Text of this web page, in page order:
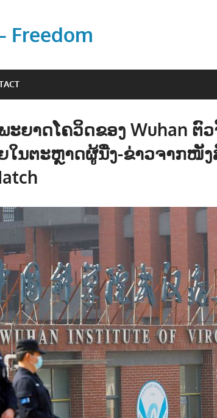
Freedom
ຍາດໂຄວິດຂອງ Wuhan ຕົ
ໃນຕະຫຼາດຜູ້ນື່ງ-ຂ່າວຈາກໜັ